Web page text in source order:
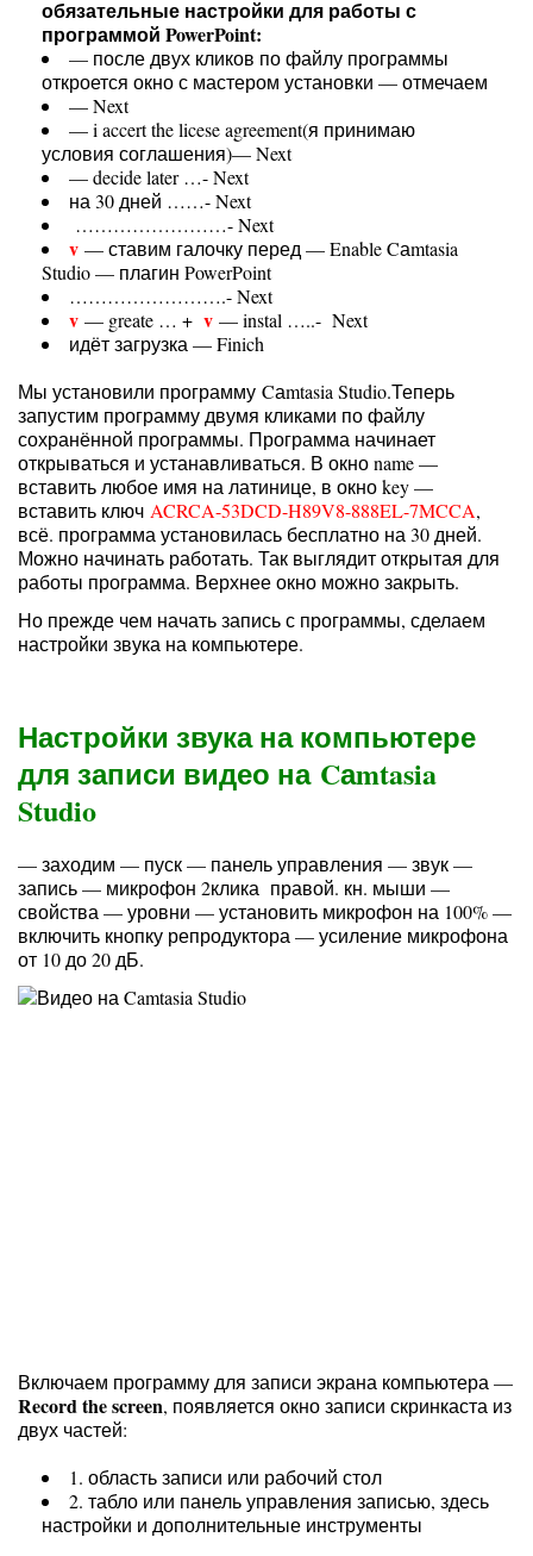
обязательные настройки для работы с
программой PowerPoint:
— после двух кликов по файлу программы
откроется окно с мастером установки — отмечаем
— Next
— i accert the licese agreement(я принимаю
условия соглашения)— Next
— decide later …- Next
на 30 дней ……- Next
……………………- Next
v — ставим галочку перед — Enable Cаmtasia
Studio — плагин PowerPoint
…………………….- Next
v — greate … + v — instal …..- Next
идёт загрузка — Finich
Мы установили программу Cаmtasia Studio.Теперь
запустим программу двумя кликами по файлу
сохранённой программы. Программа начинает
открываться и устанавливаться. В окно name —
вставить любое имя на латинице, в окно key —
вставить ключ ACRCA-53DCD-H89V8-888EL-7MCCA,
всё. программа установилась бесплатно на 30 дней.
Можно начинать работать. Так выглядит открытая для
работы программа. Верхнее окно можно закрыть.
Но прежде чем начать запись с программы, сделаем
настройки звука на компьютере.
Настройки звука на компьютере
для записи видео на Cаmtasia
Studio
— заходим — пуск — панель управления — звук —
запись — микрофон 2клика правой. кн. мыши —
свойства — уровни — установить микрофон на 100% —
включить кнопку репродуктора — усиление микрофона
от 10 до 20 дБ.
Включаем программу для записи экрана компьютера —
Record the screen, появляется окно записи скринкаста из
двух частей:
1. область записи или рабочий стол
2. табло или панель управления записью, здесь
настройки и дополнительные инструменты